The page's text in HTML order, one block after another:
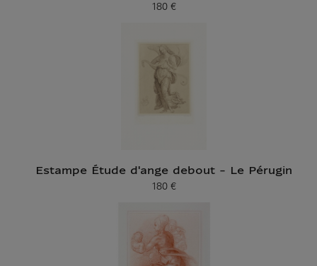
Prix ​​actuel
180 €
Estampe Étude d'ange debout - Le Pérugin
Prix ​​actuel
180 €